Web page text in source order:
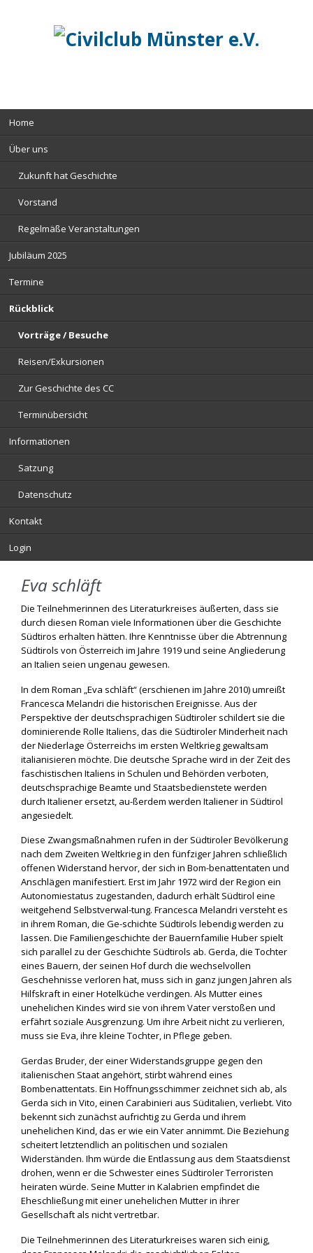
überspringen
Home
Über uns
Zukunft hat Geschichte
Vorstand
Regelmäße Veranstaltungen
Jubiläum 2025
Termine
Rückblick
Vorträge / Besuche
Reisen/Exkursionen
Zur Geschichte des CC
Terminübersicht
Informationen
Satzung
Datenschutz
Kontakt
Login
Eva schläft
Die Teilnehmerinnen des Literaturkreises äußerten, dass sie
durch diesen Roman viele Informationen über die Geschichte
Südtiros erhalten hätten. Ihre Kenntnisse über die Abtrennung
Südtirols von Österreich im Jahre 1919 und seine Angliederung
an Italien seien ungenau gewesen.
In dem Roman „Eva schläft“ (erschienen im Jahre 2010) umreißt
Francesca Melandri die historischen Ereignisse. Aus der
Perspektive der deutschsprachigen Südtiroler schildert sie die
dominierende Rolle Italiens, das die Südtiroler Minderheit nach
der Niederlage Österreichs im ersten Weltkrieg gewaltsam
italianisieren möchte. Die deutsche Sprache wird in der Zeit des
faschistischen Italiens in Schulen und Behörden verboten,
deutschsprachige Beamte und Staatsbedienstete werden
durch Italiener ersetzt, au-ßerdem werden Italiener in Südtirol
angesiedelt.
Diese Zwangsmaßnahmen rufen in der Südtiroler Bevölkerung
nach dem Zweiten Weltkrieg in den fünfziger Jahren schließlich
offenen Widerstand hervor, der sich in Bom-benattentaten und
Anschlägen manifestiert. Erst im Jahr 1972 wird der Region ein
Autonomiestatus zugestanden, dadurch erhält Südtirol eine
weitgehend Selbstverwal-tung. Francesca Melandri versteht es
in ihrem Roman, die Ge-schichte Südtirols lebendig werden zu
lassen. Die Familiengeschichte der Bauernfamilie Huber spielt
sich parallel zu der Geschichte Südtirols ab. Gerda, die Tochter
eines Bauern, der seinen Hof durch die wechselvollen
Geschehnisse verloren hat, muss sich in ganz jungen Jahren als
Hilfskraft in einer Hotelküche verdingen. Als Mutter eines
unehelichen Kindes wird sie von ihrem Vater verstoßen und
erfährt soziale Ausgrenzung. Um ihre Arbeit nicht zu verlieren,
muss sie Eva, ihre kleine Tochter, in Pflege geben.
Gerdas Bruder, der einer Widerstandsgruppe gegen den
italienischen Staat angehört, stirbt während eines
Bombenattentats. Ein Hoffnungsschimmer zeichnet sich ab, als
Gerda sich in Vito, einen Carabinieri aus Süditalien, verliebt. Vito
bekennt sich zunächst aufrichtig zu Gerda und ihrem
unehelichen Kind, das er wie ein Vater annimmt. Die Beziehung
scheitert letztendlich an politischen und sozialen
Widerständen. Ihm würde die Entlassung aus dem Staatsdienst
drohen, wenn er die Schwester eines Südtiroler Terroristen
heiraten würde. Seine Mutter in Kalabrien empfindet die
Eheschließung mit einer unehelichen Mutter in ihrer
Gesellschaft als nicht vertretbar.
Die Teilnehmerinnen des Literaturkreises waren sich einig,